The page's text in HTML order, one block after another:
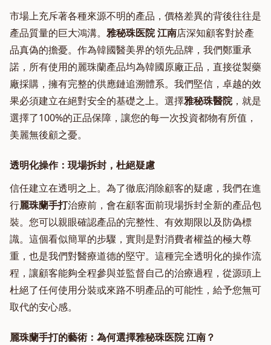
市場上充斥著各種來源不明的產品，價格差異的背後往往是
產品質量的巨大鴻溝。 雅秘珠医院 江南店深知顧客對於產
品真偽的擔憂。作為韓國醫美界的領先品牌，我們鄭重承
諾，所有使用的麗珠蘭產品均為韓國原廠正品，直接從製藥
廠採購，擁有完整的供應鏈追溯體系。我們堅信，卓越的效
果必須建立在絕對安全的基礎之上。選擇雅秘珠醫院，就是
選擇了100%的正品保障，讓您的每一次投資都物有所值，
美麗無後顧之憂。
透明化操作：現場拆封，杜絕疑慮
信任建立在透明之上。為了徹底消除顧客的疑慮，我們在進
行麗珠蘭手打治療前，會在顧客面前現場拆封全新的產品包
裝。您可以親眼確認產品的完整性、有效期限以及防偽標
識。這個看似簡單的步驟，實則是對消費者權益的極大尊
重，也是我們對醫療道德的堅守。這種完全透明化的操作流
程，讓顧客能夠全程參與並監督自己的治療過程，從源頭上
杜絕了任何使用分裝或來路不明產品的可能性，給予您無可
取代的安心感。
麗珠蘭手打的藝術：為何選擇雅秘珠医院 江南？